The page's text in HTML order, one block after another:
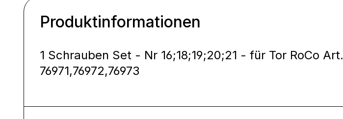
Produktinformationen
1 Schrauben Set - Nr 16;18;19;20;21 - für Tor RoCo Art.
76971,76972,76973